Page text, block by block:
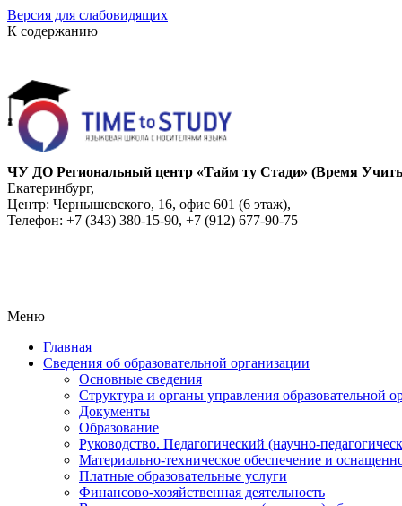
Версия для слабовидящих
К содержанию
ЧУ ДО Региональный центр «Тайм ту Стади» (Время
Екатеринбург,
Центр: Чернышевского, 16, офис 601 (6 этаж),
Телефон: +7 (343) 380-15-90, +7 (912) 677-90-75
Меню
Главная
Сведения об образовательной организации
Основные сведения
Структура и органы управления образовательной
Документы
Образование
Руководство. Педагогический (научно-
Материально-техническое обеспечение и
Платные образовательные услуги
Финансово-хозяйственная деятельность